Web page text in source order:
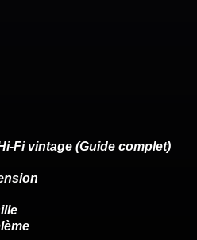
Fi vintage (Guide complet)